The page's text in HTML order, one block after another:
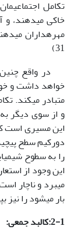
تکامل
خاکی می­دهند، و
31)
در واقع
خواهد داشت و
متبادر می­کند.
و از سوی دیگر
این مسیری است
دورکیم سطح
را به سطوح
این وجود از
می­برد و ناچار
بار می­شود را نیز
2-1:کالبد جمعی: